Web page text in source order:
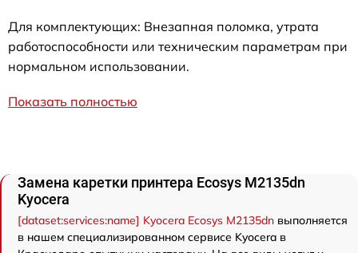
Для комплектующих: Внезапная поломка, утрата
работоспособности или техническим параметрам при
нормальном использовании.
Показать полностью
Замена каретки принтера Ecosys M2135dn
Kyocera
[dataset:services:name] Kyocera Ecosys M2135dn выполняется
в нашем специализированном сервисе Kyocera в